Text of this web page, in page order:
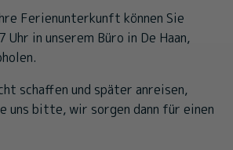
Ferienunterkunft können Sie
Uhr in unserem Büro in De Haan,
schaffen und später anreisen,
uns bitte, wir sorgen dann für einen